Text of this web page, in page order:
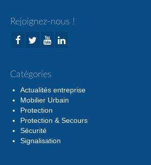
Rejoignez-nous !
Catégories
Actualités entreprise
Mobilier Urbain
Protection
Protection & Secours
Sécurité
Signalisation